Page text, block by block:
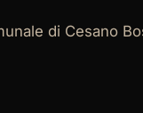
di Cesano